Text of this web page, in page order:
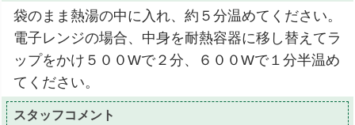
袋のまま熱湯の中に入れ、約５分温めてください。
電子レンジの場合、中身を耐熱容器に移し替えてラ
ップをかけ５００Wで２分、６００Wで１分半温め
てください。
スタッフコメント